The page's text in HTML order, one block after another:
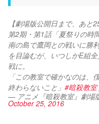
【劇場版公開日まで、あと
第2期・第1話「夏祭りの時
南の島で鷹岡との戦いに勝
を目論むが、いつしかE組
戦に。
「この教室で確かなのは、
終わらないこと」 #暗殺教室
— アニメ『暗殺教室』劇場
October 25, 2016